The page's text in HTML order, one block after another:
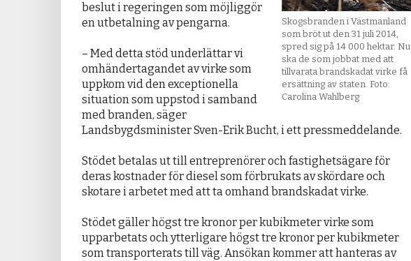
Skogsbranden i Västmanland
som bröt ut den 31 juli 2014,
spred sig på 14 000 hektar. Nu
ska de som jobbat med att
tillvarata brandskadat virke få
ersättning av staten. Foto:
Carolina Wahlberg
beslut i regeringen som möjliggör
en utbetalning av pengarna.
– Med detta stöd underlättar vi
omhändertagandet av virke som
uppkom vid den exceptionella
situation som uppstod i samband
med branden, säger
Landsbygdsminister Sven-Erik Bucht, i ett pressmeddelande.
Stödet betalas ut till entreprenörer och fastighetsägare för
deras kostnader för diesel som förbrukats av skördare och
skotare i arbetet med att ta omhand brandskadat virke.
Stödet gäller högst tre kronor per kubikmeter virke som
upparbetats och ytterligare högst tre kronor per kubikmeter
som transporterats till väg. Ansökan kommer att hanteras av